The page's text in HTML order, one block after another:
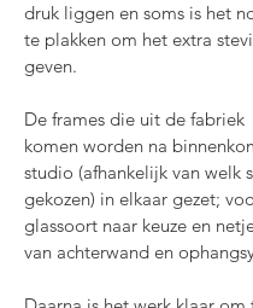
druk liggen en soms is het
te plakken om het extra
geven.
De frames die uit de fabriek
komen worden na
studio (afhankelijk van welk
gekozen) in elkaar gezet;
glassoort naar keuze en
van achterwand en